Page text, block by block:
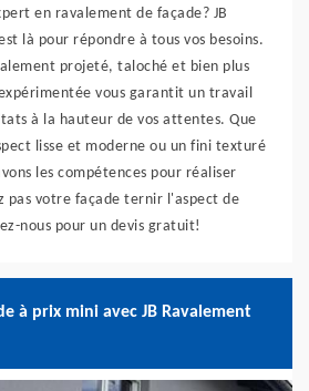
en ravalement de façade? JB
là pour répondre à tous vos besoins.
projeté, taloché et bien plus
vous garantit un travail
à la hauteur de vos attentes. Que
lisse et moderne ou un fini texturé
les compétences pour réaliser
pas votre façade ternir l'aspect de
nous pour un devis gratuit!
à prix mini avec JB Ravalement